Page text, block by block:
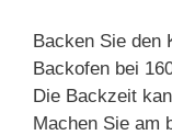
Backen Sie den
Backofen bei
Die Backzeit
Machen Sie am